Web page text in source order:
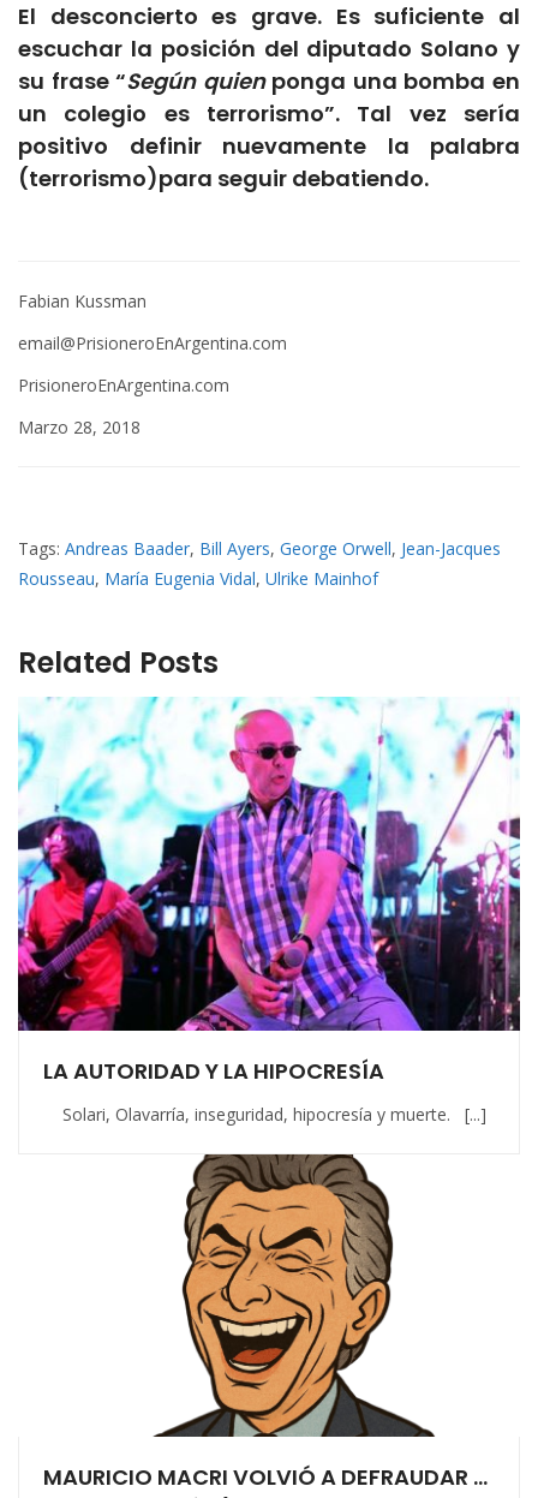
El desconcierto es grave. Es suficiente al
escuchar la posición del diputado Solano y
su frase “Según quienponga una bomba en
un colegio es terrorismo”. Tal vez sería
positivo definir nuevamente la palabra
(terrorismo)para seguir debatiendo.
Fabian Kussman
email@PrisioneroEnArgentina.com
PrisioneroEnArgentina.com
Marzo 28, 2018
Tags: Andreas Baader, Bill Ayers, George Orwell, Jean-Jacques
Rousseau, María Eugenia Vidal, Ulrike Mainhof
Related Posts
LA AUTORIDAD Y LA HIPOCRESÍA
Solari, Olavarría, inseguridad, hipocresía y muerte. [...]
MAURICIO MACRI VOLVIÓ A DEFRAUDAR …